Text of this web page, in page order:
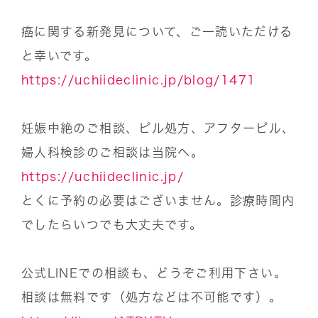
癌に関する新発見について、ご一読いただける
と幸いです。
https://uchiideclinic.jp/blog/1471
妊娠中絶のご相談、ピル処方、アフターピル、
婦人科検診のご相談は当院へ。
https://uchiideclinic.jp/
とくに予約の必要はございません。診療時間内
でしたらいつでも大丈夫です。
公式LINEでの相談も、どうぞご利用下さい。
相談は無料です（処方などは不可能です）。